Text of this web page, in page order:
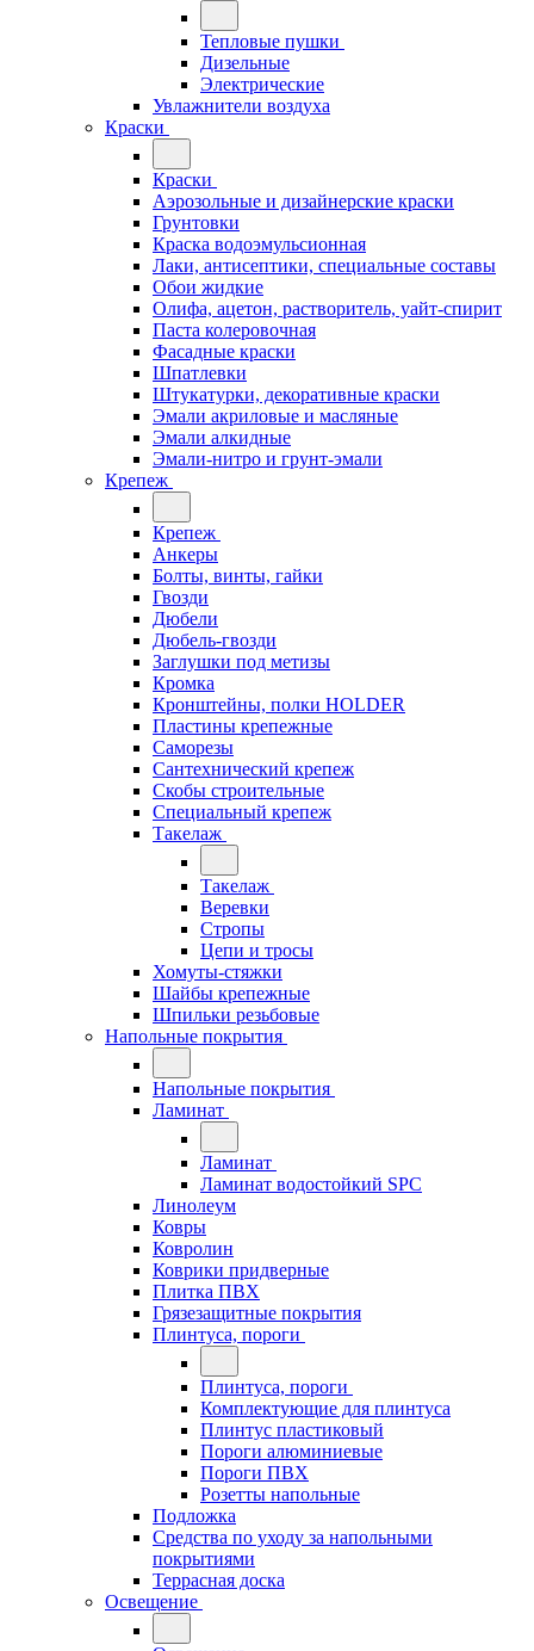
Тепловые пушки
Дизельные
Электрические
Увлажнители воздуха
Краски
Краски
Аэрозольные и дизайнерские краски
Грунтовки
Краска водоэмульсионная
Лаки, антисептики, специальные составы
Обои жидкие
Олифа, ацетон, растворитель, уайт-спирит
Паста колеровочная
Фасадные краски
Шпатлевки
Штукатурки, декоративные краски
Эмали акриловые и масляные
Эмали алкидные
Эмали-нитро и грунт-эмали
Крепеж
Крепеж
Анкеры
Болты, винты, гайки
Гвозди
Дюбели
Дюбель-гвозди
Заглушки под метизы
Кромка
Кронштейны, полки НОLDER
Пластины крепежные
Саморезы
Сантехнический крепеж
Скобы строительные
Специальный крепеж
Такелаж
Такелаж
Веревки
Стропы
Цепи и тросы
Хомуты-стяжки
Шайбы крепежные
Шпильки резьбовые
Напольные покрытия
Напольные покрытия
Ламинат
Ламинат
Ламинат водостойкий SPC
Линолеум
Ковры
Ковролин
Коврики придверные
Плитка ПВХ
Грязезащитные покрытия
Плинтуса, пороги
Плинтуса, пороги
Комплектующие для плинтуса
Плинтус пластиковый
Пороги алюминиевые
Пороги ПВХ
Розетты напольные
Подложка
Средства по уходу за напольными
покрытиями
Террасная доска
Освещение